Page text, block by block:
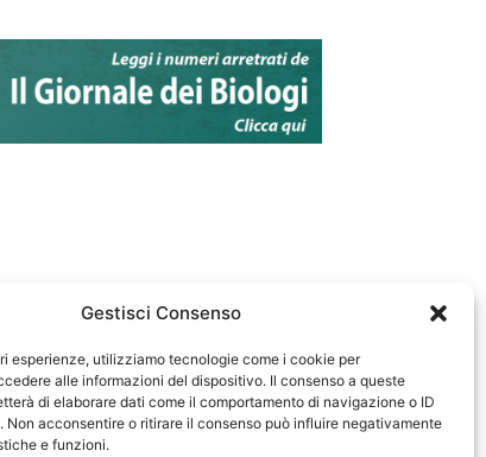
Gestisci Consenso
esperienze, utilizziamo tecnologie come i cookie per
alle informazioni del dispositivo. Il consenso a queste
di elaborare dati come il comportamento di navigazione o ID
Non acconsentire o ritirare il consenso può influire negativamente
e funzioni.